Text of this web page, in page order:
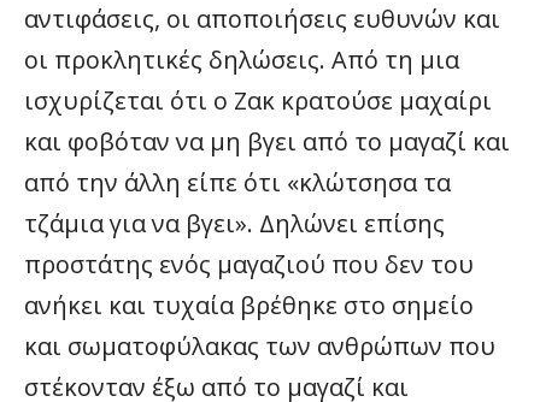
αντιφάσεις, οι αποποιήσεις ευθυνών και
οι προκλητικές δηλώσεις. Από τη μια
ισχυρίζεται ότι ο Ζακ κρατούσε μαχαίρι
και φοβόταν να μη βγει από το μαγαζί και
από την άλλη είπε ότι «κλώτσησα τα
τζάμια για να βγει». Δηλώνει επίσης
προστάτης ενός μαγαζιού που δεν του
ανήκει και τυχαία βρέθηκε στο σημείο
και σωματοφύλακας των ανθρώπων που
στέκονταν έξω από το μαγαζί και